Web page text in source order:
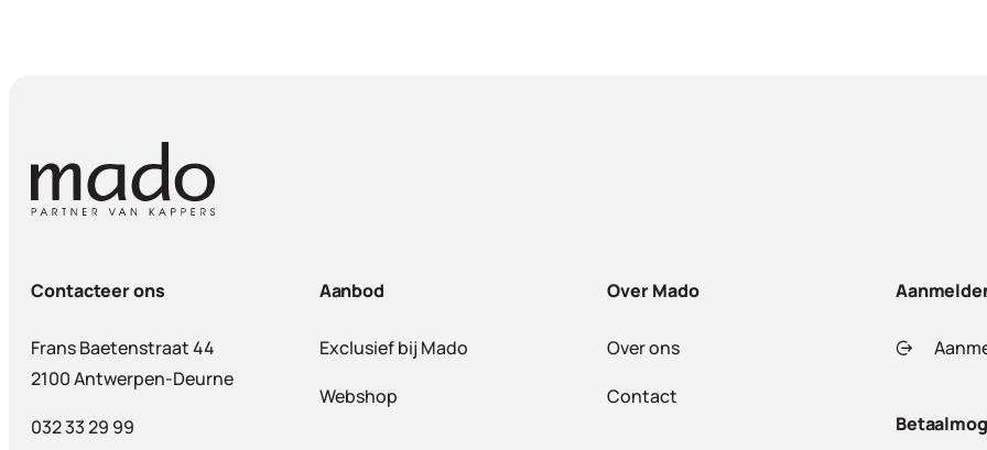
Contacteer ons
Frans Baetenstraat 44
2100 Antwerpen-Deurne
032 33 29 99
Aanbod
Exclusief bij Mado
Webshop
Over Mado
Over ons
Contact